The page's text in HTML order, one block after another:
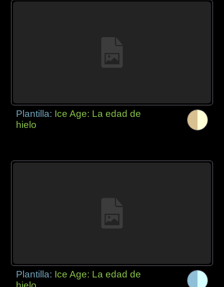
Plantilla: Ice Age: La edad de
hielo
Plantilla: Ice Age: La edad de